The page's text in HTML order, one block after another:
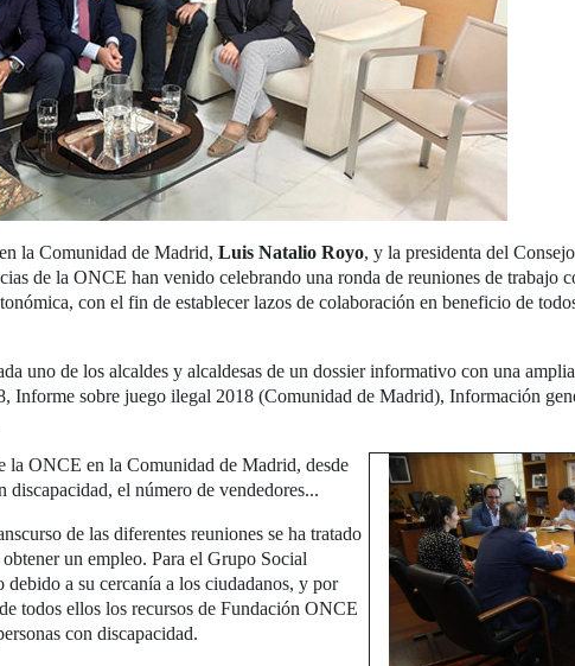
la Comunidad de Madrid, Luis Natalio Royo, y la presidenta del
de la ONCE han venido celebrando una ronda de reuniones de trabajo
con el fin de establecer lazos de colaboración en beneficio de
uno de los alcaldes y alcaldesas de un dossier informativo con una
sobre juego ilegal 2018 (Comunidad de Madrid), Información
la ONCE en la Comunidad de Madrid, desde
discapacidad, el número de vendedores...
de las diferentes reuniones se ha tratado
un empleo. Para el Grupo Social
a su cercanía a los ciudadanos, y por
todos ellos los recursos de Fundación ONCE
con discapacidad.